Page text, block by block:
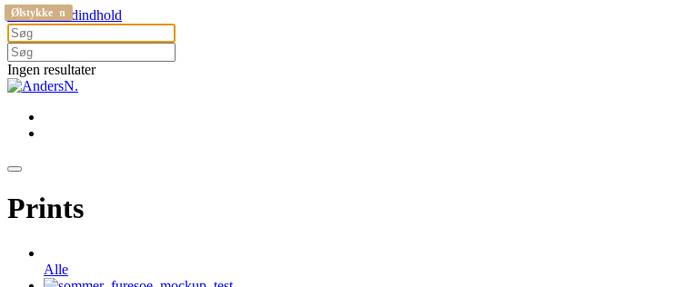
Gå til hovedindhold
Ingen resultater
Prints
Alle
Rågeleje
Rågeleje
København
Fårevejle
Buresø
Rågeleje
Stevns
Ølstykke